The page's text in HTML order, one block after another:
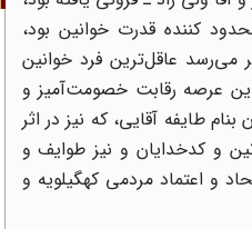
کننده قدرت خوانین بود،
می‌رسد عاقل‌ترین فرد خوانین
عرصه رقابت خصومت‌آمیز و
طایفه آقایی، که نیز در اثر
و کدخدایان و نیز طوایف و
و اعتماد مردمی کهگیلویه و